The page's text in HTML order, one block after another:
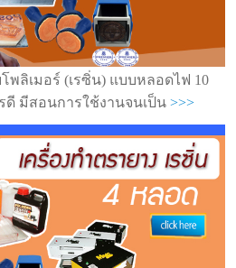
พลิเมอร์ (เรซิ่น) แบบหลอดไฟ 10
ดี มีสอนการใช้งานจนเป็น>>>